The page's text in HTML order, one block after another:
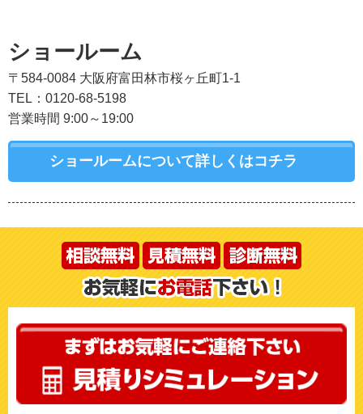
ショールーム
〒584-0084 大阪府富田林市桜ヶ丘町1-1
TEL：0120-68-5198
営業時間 9:00～19:00
ショールームについて詳しくはコチラ